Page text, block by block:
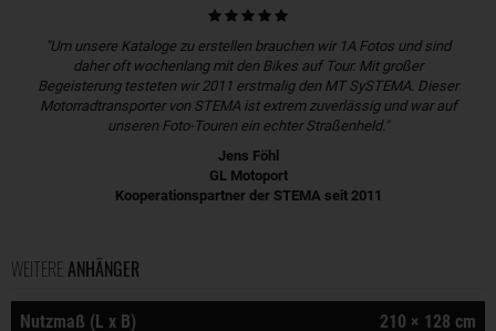
"Um unsere Kataloge zu erstellen brauchen wir 1A Fotos und sind
daher oft wochenlang mit den Bikes auf Tour. Mit großer
Begeisterung testeten wir 2011 erstmalig den MT SySTEMA. Dieser
Motorradtransporter von STEMA ist extrem zuverlässig und war auf
unseren Foto-Touren ein echter Straßenheld."
Jens Föhl
GL Motoport
Kooperationspartner der STEMA seit 2011
WEITERE ANHÄNGER
Nutzmaß (L x B) 210 × 128 cm